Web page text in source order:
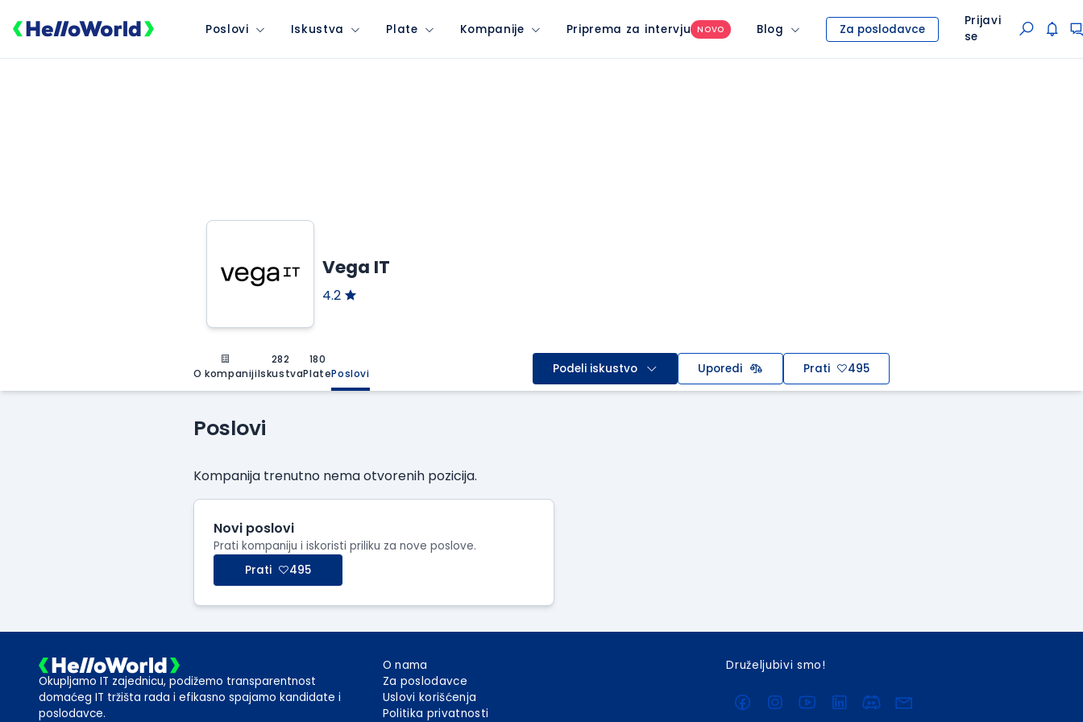
Poslovi Iskustva Plate Kompanije Priprema za intervju NOVO Blog Za poslodavce
Prijavi
se
Vega IT
4.2
O kompaniji
282
Iskustva
180
PlatePoslovi Podeli iskustvo Uporedi Prati 495
Poslovi
Kompanija trenutno nema otvorenih pozicija.
Novi poslovi
Prati kompaniju i iskoristi priliku za nove poslove.
Prati
495
Okupljamo IT zajednicu, podižemo transparentnost
domaćeg IT tržišta rada i efikasno spajamo kandidate i
poslodavce.
O nama
Za poslodavce
Uslovi korišćenja
Politika privatnosti
Druželjubivi smo!